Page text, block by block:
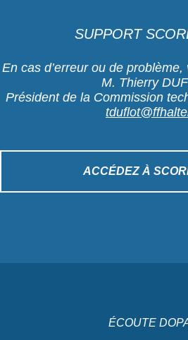
SUPPORT
En cas d’erreur ou de
M. Thierry
Président de la Commission
ACCÉDEZ À
ÉCOUTE